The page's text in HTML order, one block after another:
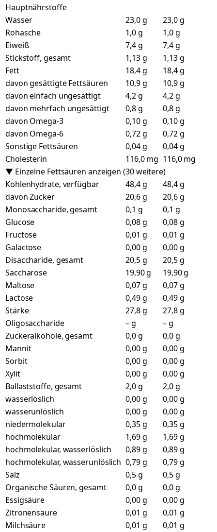
Hauptnährstoffe
Wasser
23,0 g
23,0 g
Rohasche
1,0 g
1,0 g
Eiweiß
7,4 g
7,4 g
Stickstoff, gesamt
1,13 g
1,13 g
Fett
18,4 g
18,4 g
davon gesättigte Fettsäuren
10,9 g
10,9 g
davon einfach ungesättigt
4,2 g
4,2 g
davon mehrfach ungesättigt
0,8 g
0,8 g
davon Omega-3
0,10 g
0,10 g
davon Omega-6
0,72 g
0,72 g
Sonstige Fettsäuren
0,04 g
0,04 g
Cholesterin
116,0 mg 116,0 mg
▼ Einzelne Fettsäuren anzeigen (30 weitere)
Kohlenhydrate, verfügbar
48,4 g
48,4 g
davon Zucker
20,6 g
20,6 g
Monosaccharide, gesamt
0,1 g
0,1 g
Glucose
0,08 g
0,08 g
Fructose
0,01 g
0,01 g
Galactose
0,00 g
0,00 g
Disaccharide, gesamt
20,5 g
20,5 g
Saccharose
19,90 g
19,90 g
Maltose
0,07 g
0,07 g
Lactose
0,49 g
0,49 g
Stärke
27,8 g
27,8 g
Oligosaccharide
– g
– g
Zuckeralkohole, gesamt
0,0 g
0,0 g
Mannit
0,00 g
0,00 g
Sorbit
0,00 g
0,00 g
Xylit
0,00 g
0,00 g
Ballaststoffe, gesamt
2,0 g
2,0 g
wasserlöslich
0,00 g
0,00 g
wasserunlöslich
0,00 g
0,00 g
niedermolekular
0,35 g
0,35 g
hochmolekular
1,69 g
1,69 g
hochmolekular, wasserlöslich
0,89 g
0,89 g
hochmolekular, wasserunlöslich 0,79 g
0,79 g
Salz
0,5 g
0,5 g
Organische Säuren, gesamt
0,0 g
0,0 g
Essigsäure
0,00 g
0,00 g
Zitronensäure
0,01 g
0,01 g
Milchsäure
0,01 g
0,01 g